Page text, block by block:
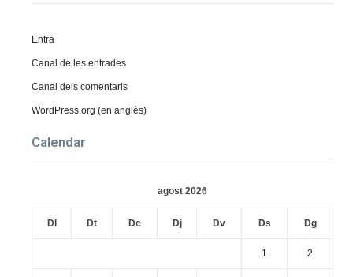
Entra
Canal de les entrades
Canal dels comentaris
WordPress.org (en anglès)
Calendar
agost 2026
Dl Dt Dc Dj Dv Ds Dg
1 2